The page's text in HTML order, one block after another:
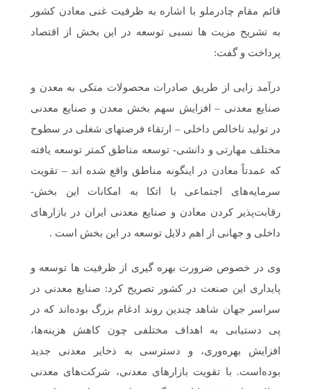
قائم مقام چادرملو با اشاره به ظرفیت غنی معادن کشور
به تشریح مزیت ها نسبی توسعه در این بخش از اقتصاد
پرداخت و گفت:
درآمد زایی از طریق صادرات محصولات متکی به معدن و
صنایع معدنی – افزایش سهم بخش معدن و صنایع معدنی
در تولید ناخالص داخلی – ارتقاء فرصتهای شغلی در سطوح
مختلف مهارتی و دانشی- توسعه مناطق کمتر توسعه یافته
که عمدتاً معادن در اینگونه مناطق واقع شده اند – تقویت
سرمایه‌های اجتماعی با اتکا به امکانات این بخش-
رقابت‌پذیر کردن معادن و صنایع معدنی ایران در بازارهای
داخلی و جهانی از اهم دلایل توسعه در این بخش است .
وی در خصوص ضرورت بهره گیری از ظرفیت ها توسعه و
پایداری این صنعت در کشور تصریح کرد: صنایع معدنی در
سراسر جهان شاهد چندین روند ادغام بزرگ بوده‌اند که در
پی دستیابی به اهداف مختلفی چون کاهش هزینه‌ها،
افزایش بهره‌وری، و دسترسی به ذخایر معدنی جدید
بوده‌است. با تقویت بازارهای معدنی، شرکت‌های معدنی